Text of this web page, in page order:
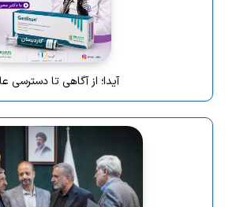
آیدا؛ از آگاهی تا دسترسی